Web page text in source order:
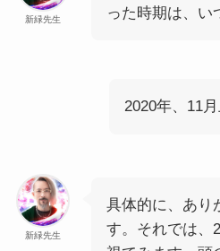
新緑先生
った時期は、い
2020年、11月
新緑先生
具体的に、あり
す。それでは、